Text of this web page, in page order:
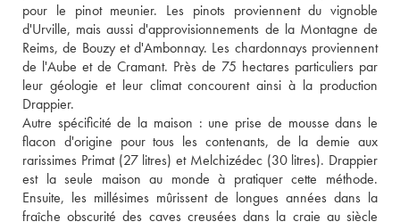
pour le pinot meunier. Les pinots proviennent du vignoble
d'Urville, mais aussi d'approvisionnements de la Montagne de
Reims, de Bouzy et d'Ambonnay. Les chardonnays proviennent
de l'Aube et de Cramant. Près de 75 hectares particuliers par
leur géologie et leur climat concourent ainsi à la production
Drappier.
Autre spécificité de la maison : une prise de mousse dans le
flacon d'origine pour tous les contenants, de la demie aux
rarissimes Primat (27 litres) et Melchizédec (30 litres). Drappier
est la seule maison au monde à pratiquer cette méthode.
Ensuite, les millésimes mûrissent de longues années dans la
fraîche obscurité des caves creusées dans la craie au siècle